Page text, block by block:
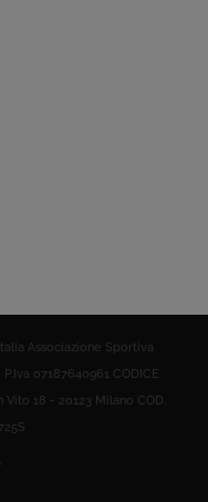
Associazione Sportiva
07187640961 CODICE
Vito 18 - 20123 Milano COD.